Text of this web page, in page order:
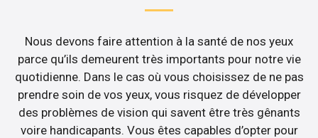
Nous devons faire attention à la santé de nos yeux
parce qu’ils demeurent très importants pour notre vie
quotidienne. Dans le cas où vous choisissez de ne pas
prendre soin de vos yeux, vous risquez de développer
des problèmes de vision qui savent être très gênants
voire handicapants. Vous êtes capables d’opter pour